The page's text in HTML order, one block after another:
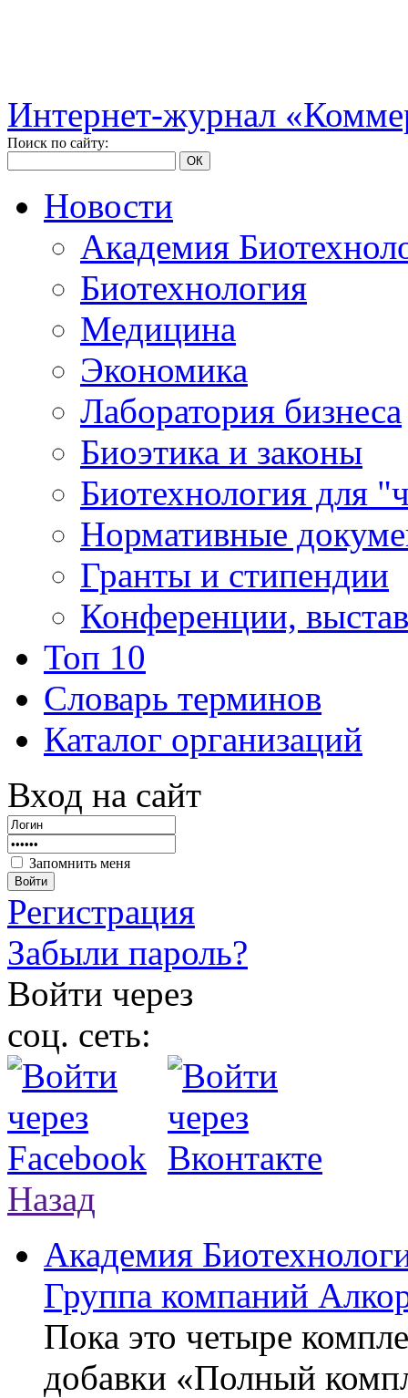
Интернет-журнал
Поиск по сайту:
ОК
Новости
Академия
Биотехнология
Медицина
Экономика
Лаборатория бизнеса
Биоэтика и законы
Биотехнология для
Нормативные
Гранты и стипендии
Конференции,
Топ 10
Словарь терминов
Каталог организаций
Вход на сайт
Запомнить меня
Войти
Регистрация
Забыли пароль?
Войти через
соц. сеть:
Назад
Академия
Группа компаний
Пока это четыре
добавки «Полный